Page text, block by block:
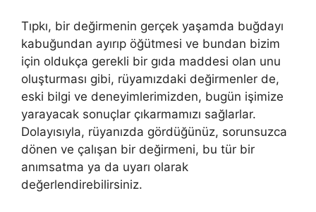
Tıpkı, bir değirmenin gerçek yaşamda buğdayı
kabu­ğundan ayırıp öğütmesi ve bundan bizim
için oldukça gerekli bir gıda maddesi olan unu
oluşturması gibi, rüyamızdaki değirmen­ler de,
eski bilgi ve deneyimlerimizden, bugün işimize
yarayacak sonuçlar çıkarmamızı sağlarlar.
Dolayısıyla, rüyanızda gördüğü­nüz, sorunsuzca
dönen ve çalışan bir değirmeni, bu tür bir
anımsatma ya da uyarı olarak
değerlendirebilirsiniz.